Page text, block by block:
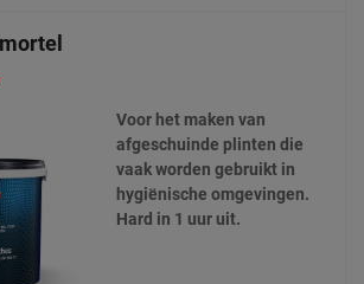
Voor het maken van
afgeschuinde plinten die
vaak worden gebruikt in
hygiënische omgevingen.
Hard in 1 uur uit.